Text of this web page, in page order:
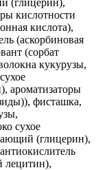
кислотности
кислота),
(аскорбиновая
(сорбат
кукурузы,
ароматизаторы
фисташка,
сухое
(глицерин),
лецитин),